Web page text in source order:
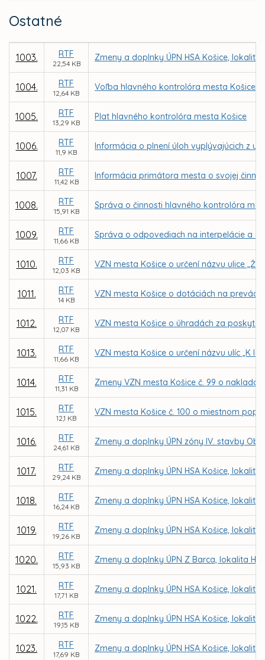
Ostatné
1003. RTF
22,54 KB
Zmeny a doplnky ÚPN HSA Košice, lokalita
1004. RTF
12,64 KB
Voľba hlavného kontrolóra mesta Košice
1005. RTF
13,29 KB
Plat hlavného kontrolóra mesta Košice
1006. RTF
11,9 KB
Informácia o plnení úloh vyplývajúcich z
1007. RTF
11,42 KB
Informácia primátora mesta o svojej
1008. RTF
15,91 KB
Správa o činnosti hlavného kontrolóra
1009. RTF
11,66 KB
Správa o odpovediach na interpelácie a
1010. RTF
12,03 KB
VZN mesta Košice o určení názvu ulice
1011. RTF
14 KB
VZN mesta Košice o dotáciách na
1012. RTF
12,07 KB
VZN mesta Košice o úhradách za
1013. RTF
11,66 KB
VZN mesta Košice o určení názvu ulíc „K
1014. RTF
11,31 KB
Zmeny VZN mesta Košice č. 99 o
1015. RTF
12,1 KB
VZN mesta Košice č. 100 o miestnom
1016. RTF
24,61 KB
Zmeny a doplnky ÚPN zóny IV. stavby
1017. RTF
29,24 KB
Zmeny a doplnky ÚPN HSA Košice,
1018. RTF
16,24 KB
Zmeny a doplnky ÚPN HSA Košice, lokalita
1019. RTF
19,26 KB
Zmeny a doplnky ÚPN HSA Košice, lokalita
1020. RTF
15,93 KB
Zmeny a doplnky ÚPN Z Barca, lokalita
1021. RTF
17,71 KB
Zmeny a doplnky ÚPN HSA Košice,
1022. RTF
19,15 KB
Zmeny a doplnky ÚPN HSA Košice, lokalita
1023. RTF
17,69 KB
Zmeny a doplnky ÚPN HSA Košice, lokalita